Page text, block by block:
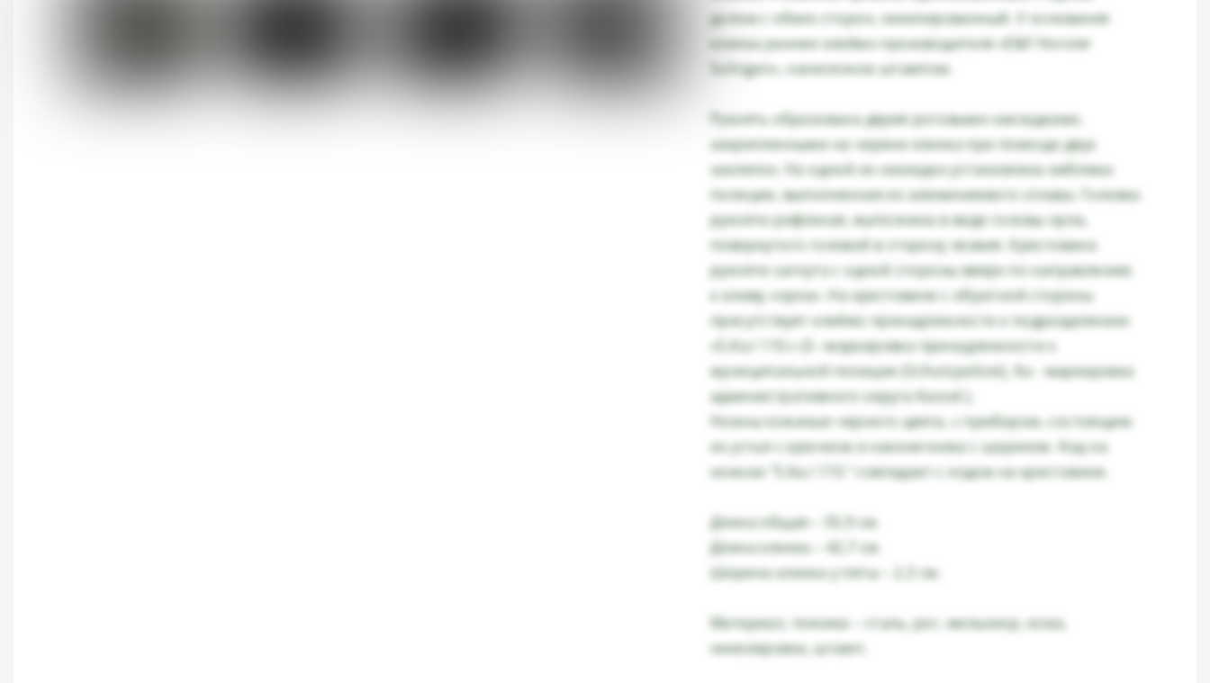
долом с обеих сторон, никелированный. У основания
клинка раннее клеймо производителя «E&F Horster
Solingen», нанесенное штампом.
Рукоять образована двумя роговыми накладками,
закрепленными на черене клинка при помощи двух
заклепок. На одной из накладок установлена эмблема
полиции, выполненная из алюминиевого сплава. Головка
рукояти рифленая, выполнена в виде головы орла,
повернутого головой в сторону лезвия. Крестовина
рукояти загнута с одной стороны вверх по направлению
к клюву «орла». На крестовине с обратной стороны
присутствует клеймо принадлежности к подразделению
«S.Ka.I 110.» (S –маркировка принадлежности к
муниципальной полиции (Schutzpolizei), Ka - маркировка
административного округа Kassel.).
Ножны кожаные черного цвета, с прибором, состоящим
из устья с крючком и наконечника с шариком. Код на
ножнах "S.Ka.I 110." совпадает с кодом на крестовине.
Длина общая – 55,9 см.
Длина клинка – 42,7 см.
Ширина клинка у пяты – 2,3 см.
Материал, техника – сталь, рог, мельхиор, кожа,
никелировка, штамп.